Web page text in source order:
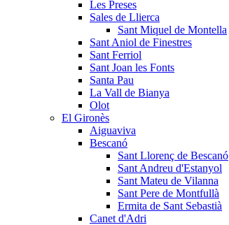
Les Preses
Sales de Llierca
Sant Miquel de Montella
Sant Aniol de Finestres
Sant Ferriol
Sant Joan les Fonts
Santa Pau
La Vall de Bianya
Olot
El Gironès
Aiguaviva
Bescanó
Sant Llorenç de Bescanó
Sant Andreu d'Estanyol
Sant Mateu de Vilanna
Sant Pere de Montfullà
Ermita de Sant Sebastià
Canet d'Adri